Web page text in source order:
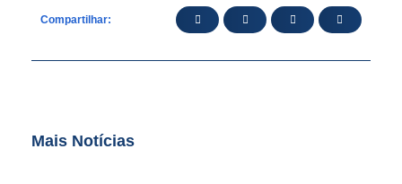
Compartilhar:
Mais Notícias